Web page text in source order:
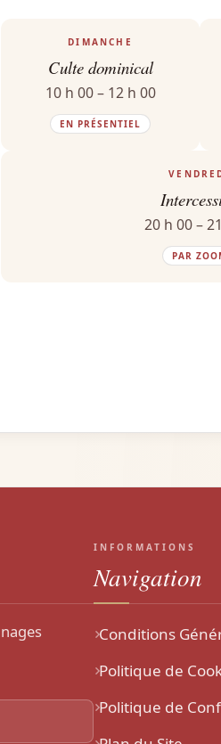
DIMANCHE
Culte dominical
10 h 00 – 12 h 00
EN PRÉSENTIEL
20 h 00 –
PAR
INFORMATIONS
Navigation
Conditions
Politique de
Politique de